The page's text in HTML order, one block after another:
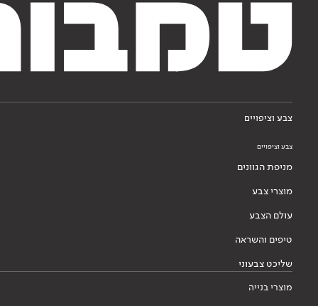
צבע וציפויים
צבע וציפויים
מניפת הגוונים
מוצרי צבע
עולם הצבע
טיפים והשראה
שליכט צבעוני
מוצרי בנייה